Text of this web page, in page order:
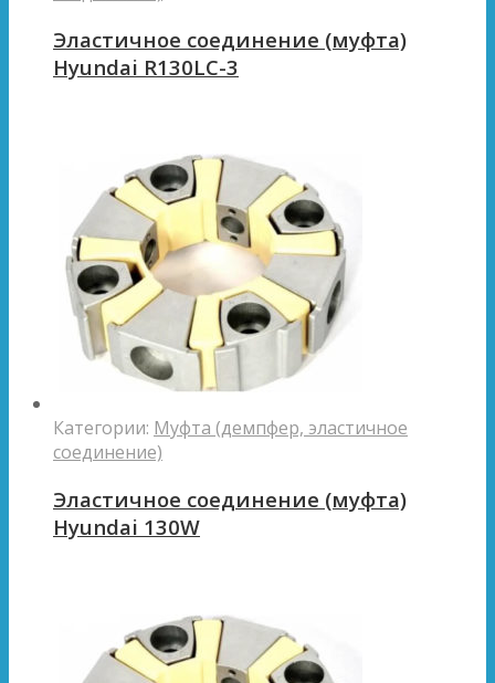
Эластичное соединение (муфта)
Hyundai R130LC-3
Категории: Муфта (демпфер, эластичное
соединение)
Эластичное соединение (муфта)
Hyundai 130W